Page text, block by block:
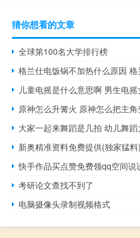
猜你想看的文章
全球第100名大学排行榜
格兰仕电饭锅不加热什么原因
儿童电摇是什么意思啊 男生电
原神怎么升篝火 原神怎么把主角
大家一起来舞蹈是几拍 幼儿舞
快手作品买点赞免费领qq空间说
考研论文查找不到了
电脑摄像头录制视频格式